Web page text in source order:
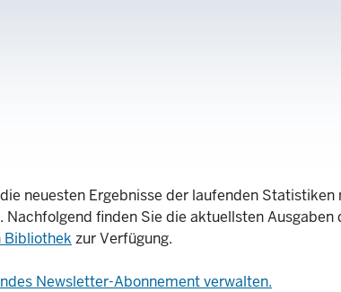
neuesten Ergebnisse der laufenden
finden Sie die aktuellsten
Bibliothek zur Verfügung.
Newsletter-Abonnement verwalten.